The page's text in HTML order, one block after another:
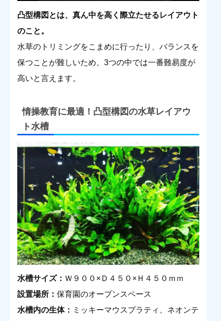
凸型構図とは、真ん中を高く際立たせるレイアウト
のこと。
水草のトリミングをこまめに行ったり、バランスを
保つことが難しいため、3つの中では一番難易度が
高いと言えます。
情操教育に最適！凸型構図の水草レイアウ
ト水槽
水槽サイズ： Ｗ９００×Ｄ４５０×Ｈ４５０ｍｍ
設置場所： 保育園のオープンスペース
水槽内の生体： ミッキーマウスプラティ、ネオンテ